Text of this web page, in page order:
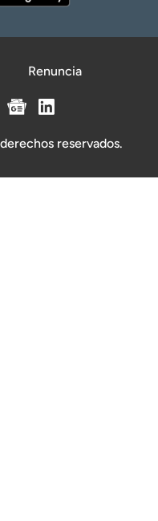
Renuncia
reservados.